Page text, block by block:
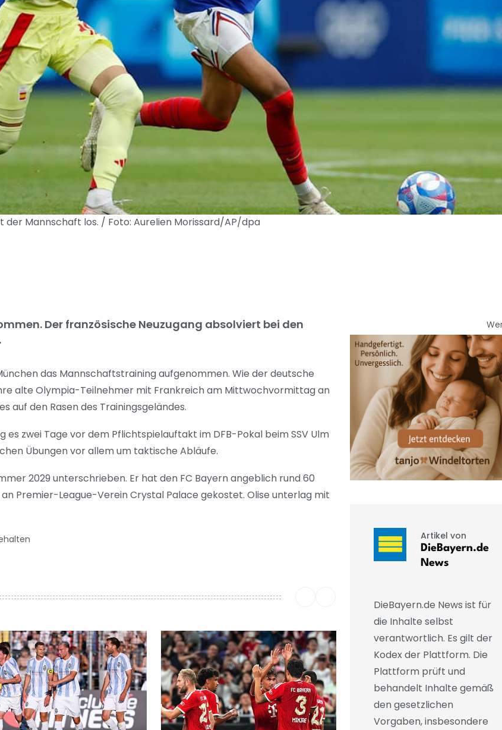
der Mannschaft los. / Foto: Aurelien Morissard/AP/dpa
Der französische Neuzugang absolviert bei den
das Mannschaftstraining aufgenommen. Wie der deutsche
alte Olympia-Teilnehmer mit Frankreich am Mittwochvormittag an
auf den Rasen des Trainingsgeländes.
es zwei Tage vor dem Pflichtspielauftakt im DFB-Pokal beim SSV Ulm
Übungen vor allem um taktische Abläufe.
2029 unterschrieben. Er hat den FC Bayern angeblich rund 60
an Premier-League-Verein Crystal Palace gekostet. Olise unterlag mit
Artikel von
DieBayern.de
News
DieBayern.de News ist für
die Inhalte selbst
verantwortlich. Es gilt der
Kodex der Plattform. Die
Plattform prüft und
behandelt Inhalte gemäß
den gesetzlichen
Vorgaben, insbesondere